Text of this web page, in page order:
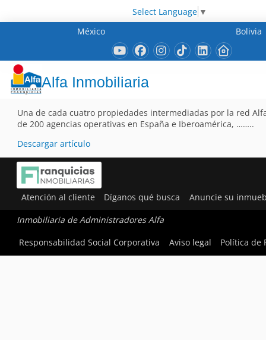
Select Language ▼
México
Bolivia
Alfa Inmobiliaria
Una de cada cuatro propiedades intermediadas por la red
de 200 agencias operativas en España e Iberoamérica, ……..
Descargar artículo
Atención al cliente Díganos qué busca Anuncie su
Inmobiliaria de Administradores Alfa
Responsabilidad Social Corporativa
Aviso legal Política de